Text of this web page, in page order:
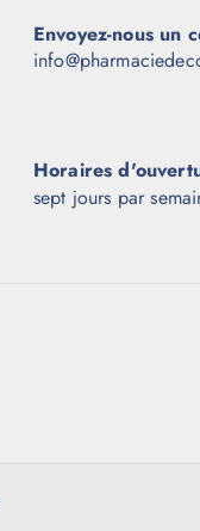
Envoyez-nous un
Horaires
sept jours par